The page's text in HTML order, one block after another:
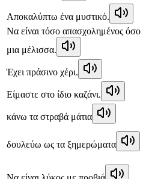
Αποκαλύπτω ένα μυστικό.
Να είναι τόσο απασχολημένος όσο
μια μέλισσα.
Έχει πράσινο χέρι.
Είμαστε στο ίδιο καζάνι.
κάνω τα στραβά μάτια
δουλεύω ως τα ξημερώματα